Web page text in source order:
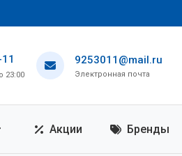
23:00
9253011@mail.ru
Электронная почта
Акции Бренды